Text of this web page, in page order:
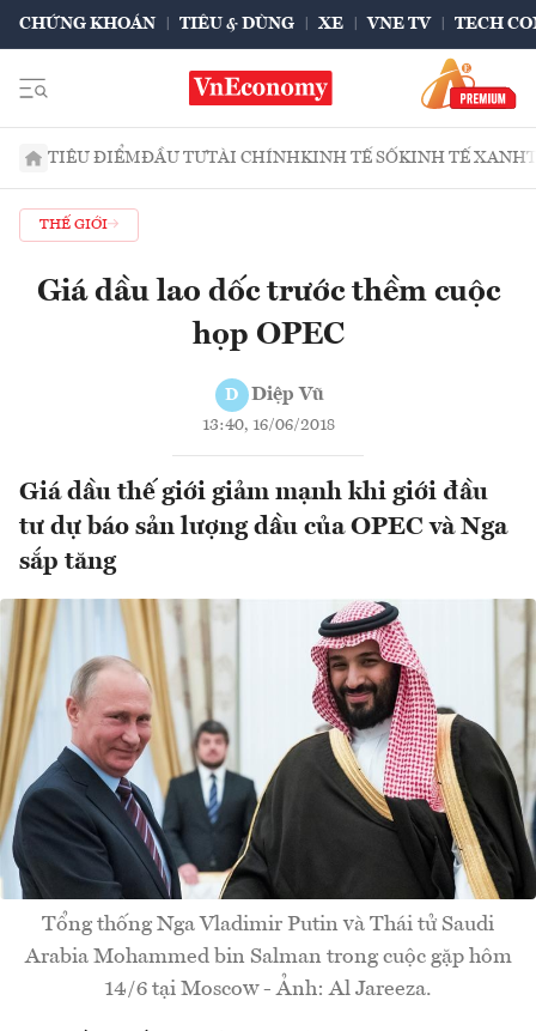
CHỨNG KHOÁN TIÊU & DÙNG XE VNE TV TECH
TIÊU ĐIỂMĐẦU TƯTÀI CHÍNHKINH TẾ SỐKINH TẾ XANH
THẾ GIỚI
Giá dầu lao dốc trước thềm cuộc
họp OPEC
D Diệp Vũ
13:40, 16/06/2018
Giá dầu thế giới giảm mạnh khi giới đầu
tư dự báo sản lượng dầu của OPEC và Nga
sắp tăng
Tổng thống Nga Vladimir Putin và Thái tử Saudi
Arabia Mohammed bin Salman trong cuộc gặp hôm
14/6 tại Moscow - Ảnh: Al Jareeza.